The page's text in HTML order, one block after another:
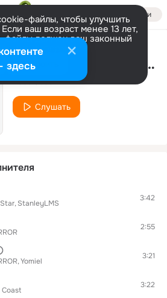
Войти
файлы, чтобы улучшить
ваш возраст менее 13 лет,
файлы должен ваш законный
информации
Настроить Now The Time Is Right
East Coast
Слушать
StanleyLMS
3:42
2:55
Yomiel
3:21
Coast
3:22
здесь